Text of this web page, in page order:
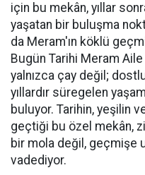
için bu mekân, yıllar
yaşatan bir buluşma
da Meram'ın köklü
Bugün Tarihi Meram
yalnızca çay değil;
yıllardır süregelen
buluyor. Tarihin, yeşilin
geçtiği bu özel mekân,
bir mola değil, geçmişe
vadediyor.